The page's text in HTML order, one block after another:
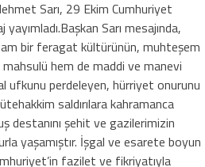
Sarı, 29 Ekim Cumhuriyet
Sarı mesajında,
bir feragat kültürünün, muhteşem
hem de maddi ve manevi
ufkunu perdeleyen, hürriyet onurunu
saldırılara kahramanca
destanını şehit ve gazilerimizin
yaşamıştır. İşgal ve esarete boyun
fazilet ve fikriyatıyla